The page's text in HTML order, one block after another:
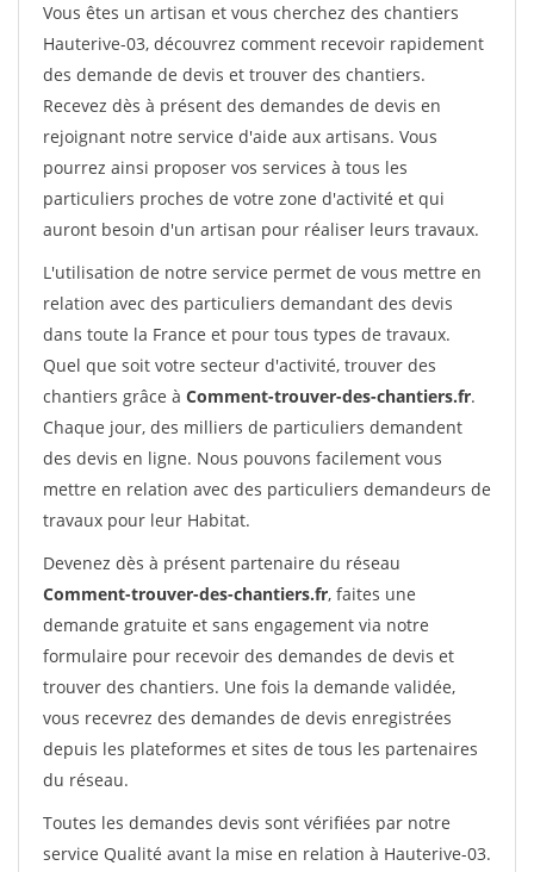
Vous êtes un artisan et vous cherchez des chantiers
Hauterive-03, découvrez comment recevoir rapidement
des demande de devis et trouver des chantiers.
Recevez dès à présent des demandes de devis en
rejoignant notre service d'aide aux artisans. Vous
pourrez ainsi proposer vos services à tous les
particuliers proches de votre zone d'activité et qui
auront besoin d'un artisan pour réaliser leurs travaux.
L'utilisation de notre service permet de vous mettre en
relation avec des particuliers demandant des devis
dans toute la France et pour tous types de travaux.
Quel que soit votre secteur d'activité, trouver des
chantiers grâce à Comment-trouver-des-chantiers.fr.
Chaque jour, des milliers de particuliers demandent
des devis en ligne. Nous pouvons facilement vous
mettre en relation avec des particuliers demandeurs de
travaux pour leur Habitat.
Devenez dès à présent partenaire du réseau
Comment-trouver-des-chantiers.fr, faites une
demande gratuite et sans engagement via notre
formulaire pour recevoir des demandes de devis et
trouver des chantiers. Une fois la demande validée,
vous recevrez des demandes de devis enregistrées
depuis les plateformes et sites de tous les partenaires
du réseau.
Toutes les demandes devis sont vérifiées par notre
service Qualité avant la mise en relation à Hauterive-03.